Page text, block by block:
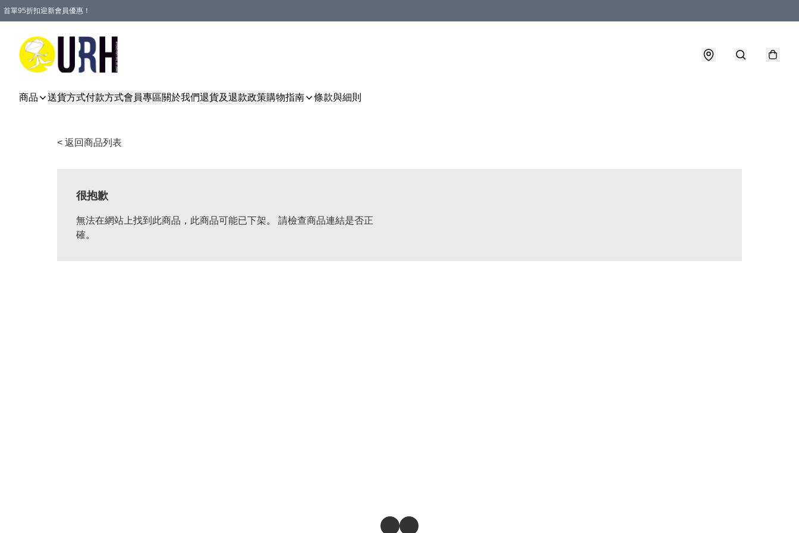
首單95折扣迎新會員優惠！
商品 送貨方式付款方式會員專區關於我們退貨及退款政策購物指南 條款與細則
< 返回商品列表
很抱歉
無法在網站上找到此商品，此商品可能已下架。 請檢查商品連結是否正
確。